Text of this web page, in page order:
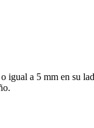
igual a 5 mm en su